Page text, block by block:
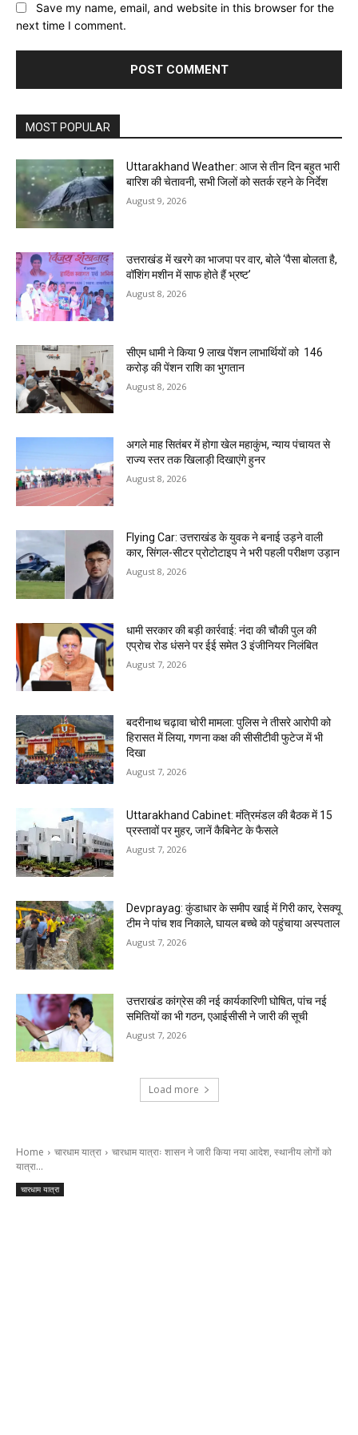
Save my name, email, and website in this browser for the
next time I comment.
MOST POPULAR
Uttarakhand Weather: आज से तीन दिन बहुत भारी
बारिश की चेतावनी, सभी जिलों को सतर्क रहने के निर्देश
August 9, 2026
उत्तराखंड में खरगे का भाजपा पर वार, बोले ‘पैसा बोलता है,
वॉशिंग मशीन में साफ होते हैं भ्रष्ट’
August 8, 2026
सीएम धामी ने किया 9 लाख पेंशन लाभार्थियों को ₹ 146
करोड़ की पेंशन राशि का भुगतान
August 8, 2026
अगले माह सितंबर में होगा खेल महाकुंभ, न्याय पंचायत से
राज्य स्तर तक खिलाड़ी दिखाएंगे हुनर
August 8, 2026
Flying Car: उत्तराखंड के युवक ने बनाई उड़ने वाली
कार, सिंगल-सीटर प्रोटोटाइप ने भरी पहली परीक्षण उड़ान
August 8, 2026
धामी सरकार की बड़ी कार्रवाई: नंदा की चौकी पुल की
एप्राेच रोड धंसने पर ईई समेत 3 इंजीनियर निलंबित
August 7, 2026
बदरीनाथ चढ़ावा चोरी मामला: पुलिस ने तीसरे आरोपी को
हिरासत में लिया, गणना कक्ष की सीसीटीवी फुटेज में भी
दिखा
August 7, 2026
Uttarakhand Cabinet: मंत्रिमंडल की बैठक में 15
प्रस्तावों पर मुहर, जानें कैबिनेट के फैसले
August 7, 2026
Devprayag: कुंडाधार के समीप खाई में गिरी कार, रेसक्यू
टीम ने पांच शव निकाले, घायल बच्चे को पहुंचाया अस्पताल
August 7, 2026
उत्तराखंड कांग्रेस की नई कार्यकारिणी घोषित, पांच नई
समितियों का भी गठन, एआईसीसी ने जारी की सूची
August 7, 2026
Load more